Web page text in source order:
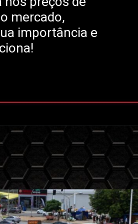
mercado,
importância e